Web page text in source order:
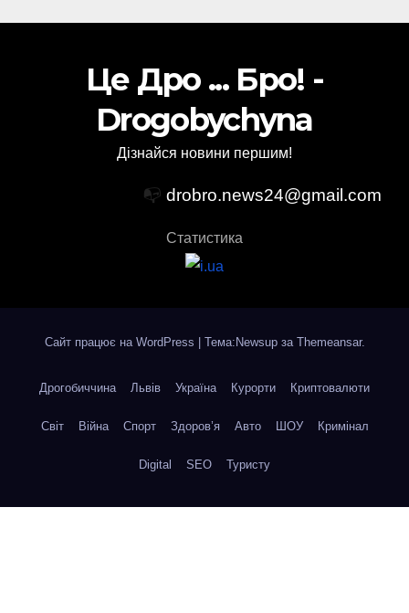
Це Дро ... Бро! -
Drogobychyna
Дізнайся новини першим!
📭 drobro.news24@gmail.com
Статистика
Сайт працює на WordPress Тема:Newsup за Themeansar.
Дрогобиччина Львів Україна Курорти Криптовалюти
Світ Війна Спорт Здоров’я Авто ШОУ Кримінал
Digital SEO Туристу